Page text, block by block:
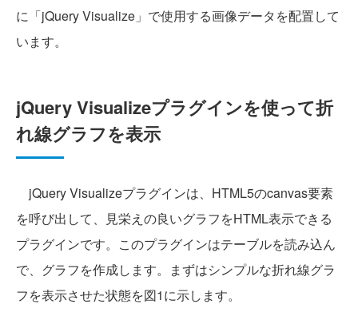
に「jQuery Visualize」で使用する画像データを配置して
います。
jQuery Visualizeプラグインを使って折
れ線グラフを表示
jQuery Visualizeプラグインは、HTML5のcanvas要素
を呼び出して、見栄えの良いグラフをHTML表示できる
プラグインです。このプラグインはテーブルを読み込ん
で、グラフを作成します。まずはシンプルな折れ線グラ
フを表示させた状態を図1に示します。